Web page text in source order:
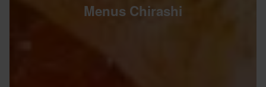
Menus Chirashi